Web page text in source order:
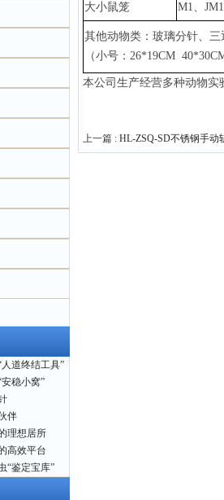
道终结工具”
稳小窝”
伴
理想居所
高效平台
“鉴定宝库”
大小鼠笼
M1、
其他动物类：玻璃分针、
（小号： 26*19CM
本公司生产经营多种动物
上一篇 : HL-ZSQ-SD不锈钢手动